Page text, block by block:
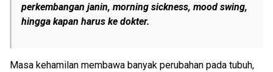
perkembangan janin, morning sickness, mood swing,
hingga kapan harus ke dokter.
Masa kehamilan membawa banyak perubahan pada tubuh,